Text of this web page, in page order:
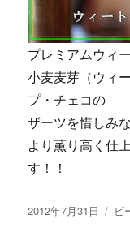
プレミアムウィ
小麦麦芽（ウィ
プ・チェコの
ザーツを惜しみ
より薫り高く仕
す！！
投
2012年7月31日
カ
ビ